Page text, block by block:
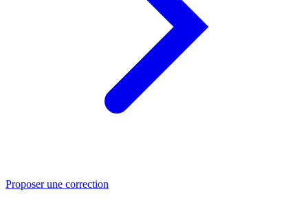
Proposer une correction